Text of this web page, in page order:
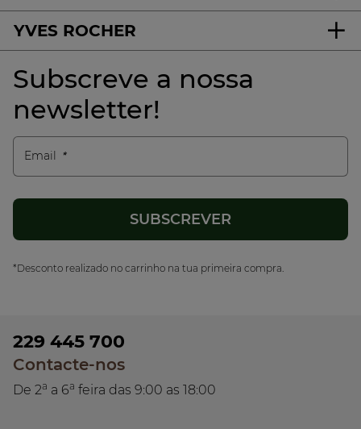
YVES ROCHER
Subscreve a nossa
newsletter!
Email
*Desconto realizado no carrinho na tua primeira compra.
229 445 700
Contacte-nos
De 2a a 6a feira das 9:00 as 18:00